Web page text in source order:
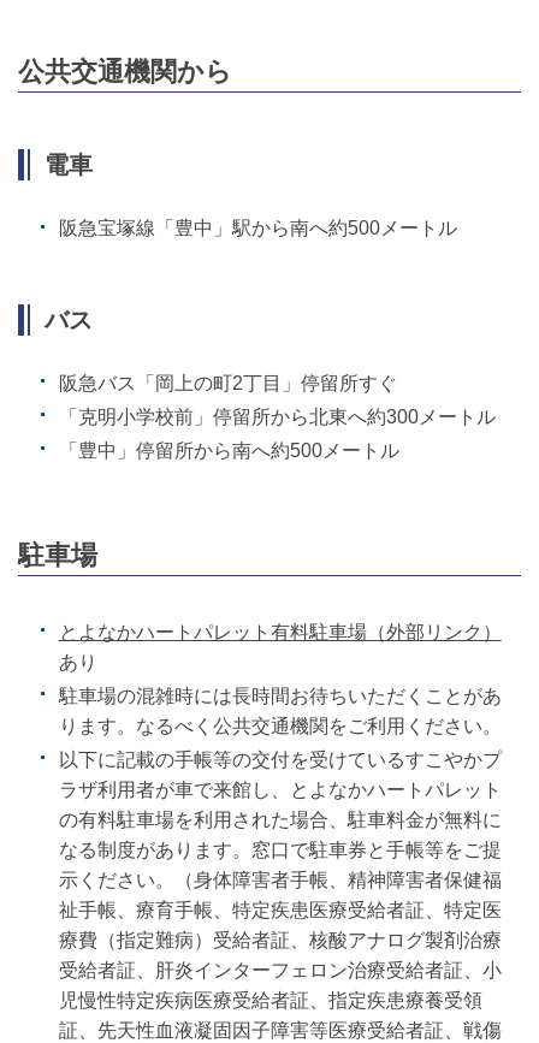
公共交通機関から
電車
阪急宝塚線「豊中」駅から南へ約500メートル
バス
阪急バス「岡上の町2丁目」停留所すぐ
「克明小学校前」停留所から北東へ約300メートル
「豊中」停留所から南へ約500メートル
駐車場
とよなかハートパレット有料駐車場（外部リンク）
あり
駐車場の混雑時には長時間お待ちいただくことがあ
ります。なるべく公共交通機関をご利用ください。
以下に記載の手帳等の交付を受けているすこやかプ
ラザ利用者が車で来館し、とよなかハートパレット
の有料駐車場を利用された場合、駐車料金が無料に
なる制度があります。窓口で駐車券と手帳等をご提
示ください。（身体障害者手帳、精神障害者保健福
祉手帳、療育手帳、特定疾患医療受給者証、特定医
療費（指定難病）受給者証、核酸アナログ製剤治療
受給者証、肝炎インターフェロン治療受給者証、小
児慢性特定疾病医療受給者証、指定疾患療養受領
証、先天性血液凝固因子障害等医療受給者証、戦傷